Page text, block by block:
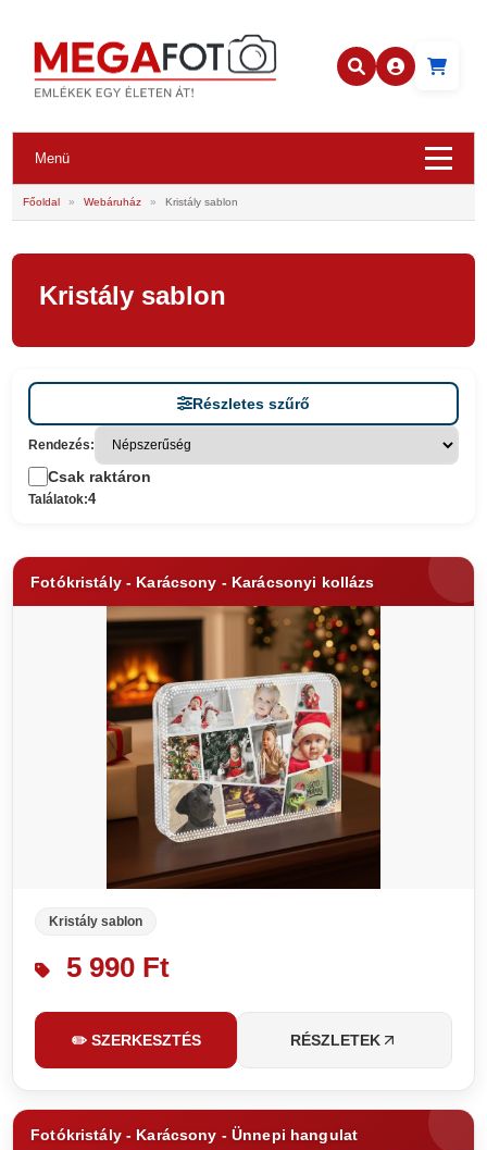
Menü
Főoldal » Webáruház » Kristály sablon
Kristály sablon
Részletes szűrő
Rendezés:
Csak raktáron
Találatok:4
Fotókristály - Karácsony - Karácsonyi kollázs
Kristály sablon
5 990 Ft
✏️ SZERKESZTÉS RÉSZLETEK
Fotókristály - Karácsony - Ünnepi hangulat